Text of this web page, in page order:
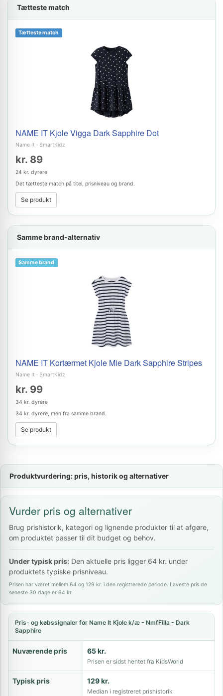
Tætteste match
Tætteste match
NAME IT Kjole Vigga Dark Sapphire Dot
Name It · SmartKidz
kr. 89
24 kr. dyrere
Det tætteste match på titel, prisniveau og brand.
Se produkt
Samme brand-alternativ
Samme brand
NAME IT Kortærmet Kjole Mie Dark Sapphire Stripes
Name It · SmartKidz
kr. 99
34 kr. dyrere
34 kr. dyrere, men fra samme brand.
Se produkt
Produktvurdering: pris, historik og alternativer
Vurder pris og alternativer
Brug prishistorik, kategori og lignende produkter til at afgøre,
om produktet passer til dit budget og behov.
Under typisk pris: Den aktuelle pris ligger 64 kr. under
produktets typiske prisniveau.
Prisen har været mellem 64 og 129 kr. i den registrerede periode. Laveste pris de
seneste 30 dage er 64 kr.
Pris- og købssignaler for Name It Kjole k/æ - NmfFilla - Dark
Sapphire
Nuværende pris 65 kr.
Prisen er sidst hentet fra KidsWorld
Typisk pris 129 kr.
Median i registreret prishistorik